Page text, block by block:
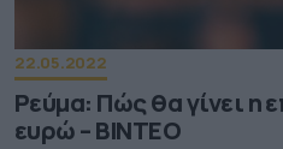
22.05.2022
Ρεύμα: Πώς θα γίνει η
ευρώ – ΒΙΝΤΕΟ